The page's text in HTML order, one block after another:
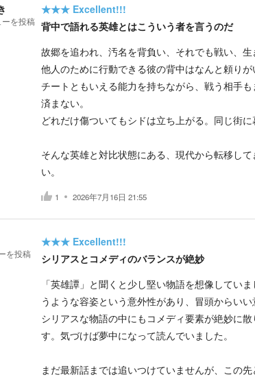
を投稿
★★★ Excellent!!!
背中で語れる英雄とはこういう者を言うのだ
故郷を追われ、汚名を背負い、それでも戦い、生
他人のために行動できる彼の背中はなんと頼りが
チートともいえる能力を持ちながら、戦う相手
済まない。
どれだけ傷ついてもシドは立ち上がる。同じ街に
そんな英雄と対比状態にある、現代から転移し
い。
1 2026年7月16日 21:55
を投稿
★★★ Excellent!!!
シリアスとコメディのバランスが絶妙
「英雄譚」と聞くと少し堅い物語を想像してい
うような容姿という意外性があり、冒頭からいい
シリアスな物語の中にもコメディ要素が絶妙に
す。気づけば夢中になって読んでいました。
まだ最新話までは追いつけていませんが、この